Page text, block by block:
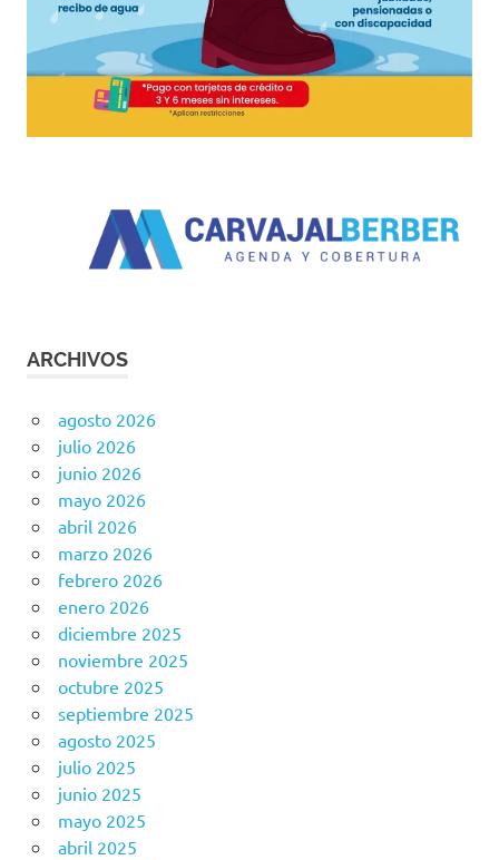
ARCHIVOS
agosto 2026
julio 2026
junio 2026
mayo 2026
abril 2026
marzo 2026
febrero 2026
enero 2026
diciembre 2025
noviembre 2025
octubre 2025
septiembre 2025
agosto 2025
julio 2025
junio 2025
mayo 2025
abril 2025